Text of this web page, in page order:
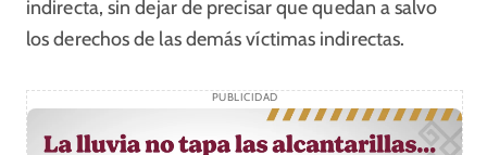
indirecta, sin dejar de precisar que quedan a salvo
los derechos de las demás víctimas indirectas.
PUBLICIDAD